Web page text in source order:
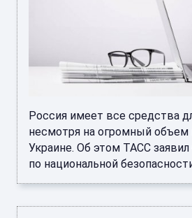
Россия имеет все средства
несмотря на огромный
Украине. Об этом ТАСС
по национальной